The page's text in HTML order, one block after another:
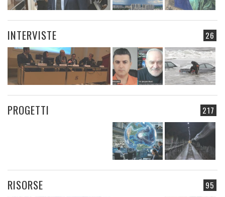
26
INTERVISTE
217
PROGETTI
95
RISORSE